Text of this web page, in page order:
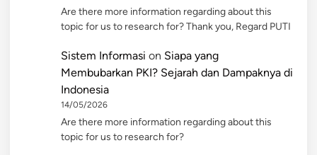
Are there more information regarding about this
topic for us to research for? Thank you, Regard PUTI
Sistem Informasi on Siapa yang
Membubarkan PKI? Sejarah dan Dampaknya di
Indonesia
14/05/2026
Are there more information regarding about this
topic for us to research for?